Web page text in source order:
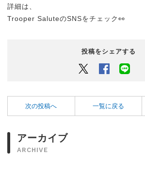
詳細は、
Trooper SaluteのSNSをチェック👀
投稿をシェアする
Twitter Facebook
次の投稿へ 一覧に戻る
アーカイブ
ARCHIVE